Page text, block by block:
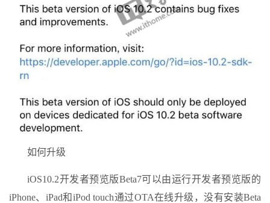
如何升级
iOS10.2开发者预览版Beta7可以由运行开发者预览版的
iPhone、iPad和iPod touch通过OTA在线升级，没有安装Beta